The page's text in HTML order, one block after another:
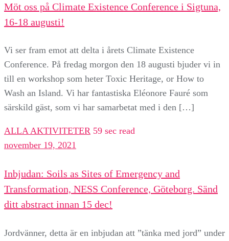
Möt oss på Climate Existence Conference i Sigtuna,
16-18 augusti!
Vi ser fram emot att delta i årets Climate Existence
Conference. På fredag morgon den 18 augusti bjuder vi in
till en workshop som heter Toxic Heritage, or How to
Wash an Island. Vi har fantastiska Eléonore Fauré som
särskild gäst, som vi har samarbetat med i den […]
ALLA AKTIVITETER 59 sec read
november 19, 2021
Inbjudan: Soils as Sites of Emergency and
Transformation, NESS Conference, Göteborg. Sänd
ditt abstract innan 15 dec!
Jordvänner, detta är en inbjudan att ”tänka med jord” under